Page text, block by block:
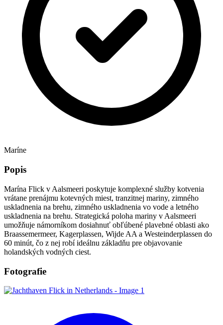
Maríne
Popis
Marína Flick v Aalsmeeri poskytuje komplexné služby kotvenia
vrátane prenájmu kotevných miest, tranzitnej mariny, zimného
uskladnenia na brehu, zimného uskladnenia vo vode a letného
uskladnenia na brehu. Strategická poloha mariny v Aalsmeeri
umožňuje námorníkom dosiahnuť obľúbené plavebné oblasti ako
Braassemermeer, Kagerplassen, Wijde AA a Westeinderplassen do
60 minút, čo z nej robí ideálnu základňu pre objavovanie
holandských vodných ciest.
Fotografie